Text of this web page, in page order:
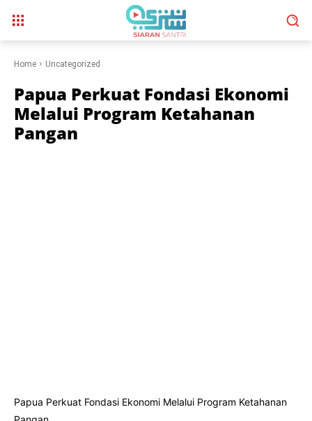
Home Uncategorized
Papua Perkuat Fondasi Ekonomi
Melalui Program Ketahanan
Pangan
Papua Perkuat Fondasi Ekonomi Melalui Program Ketahanan